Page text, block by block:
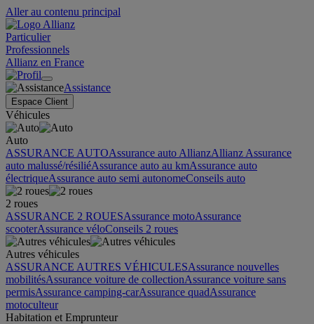
Aller au contenu principal
Particulier
Professionnels
Allianz en France
Assistance
Espace Client
Véhicules
Auto
ASSURANCE AUTOAssurance auto AllianzAllianz Assurance
auto malussé/résiliéAssurance auto au kmAssurance auto
électriqueAssurance auto semi autonomeConseils auto
2 roues
ASSURANCE 2 ROUESAssurance motoAssurance
scooterAssurance véloConseils 2 roues
Autres véhicules
ASSURANCE AUTRES VÉHICULESAssurance nouvelles
mobilitésAssurance voiture de collectionAssurance voiture sans
permisAssurance camping-carAssurance quadAssurance
motoculteur
Habitation et Emprunteur